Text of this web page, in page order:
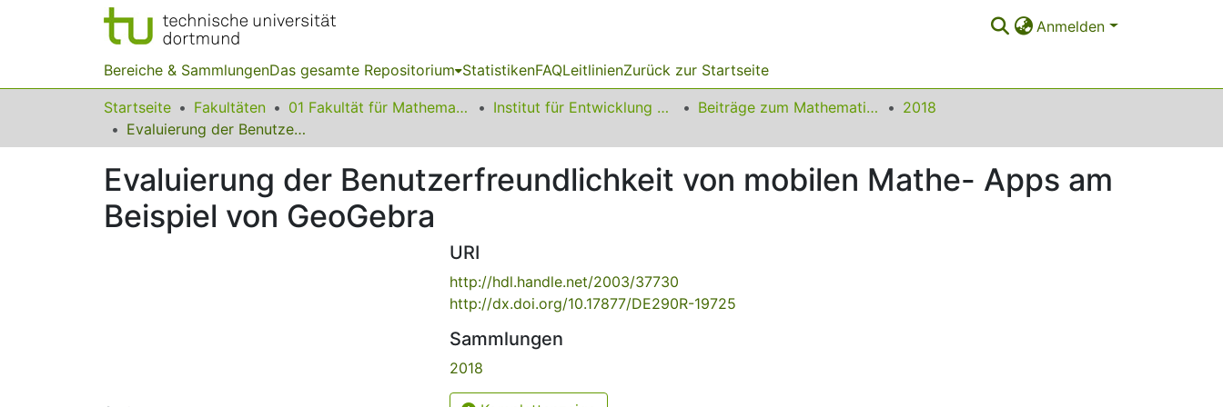
Anmelden
Bereiche & SammlungenDas gesamte Repositorium StatistikenFAQLeitlinienZurück zur Startseite
Startseite Fakultäten 01 Fakultät für Mathematik Institut für Entwicklung und Erforschung des Mathematikunterrichts Beiträge zum Mathematikunterricht
2018
Evaluierung der Benutzerfreundlichkeit von mobilen Mathe- Apps am Beispiel von GeoGebra
Evaluierung der Benutzerfreundlichkeit von mobilen Mathe- Apps am
Beispiel von GeoGebra
URI
http://hdl.handle.net/2003/37730
http://dx.doi.org/10.17877/DE290R-19725
Sammlungen
2018